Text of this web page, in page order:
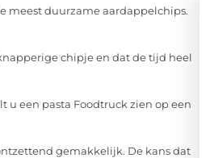
meest duurzame aardappelchips.
chipje en dat de tijd heel
u een pasta Foodtruck zien op een
gemakkelijk. De kans dat